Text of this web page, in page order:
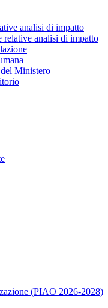
analisi di impatto
relative analisi di impatto
Ministero
(PIAO 2026-2028)